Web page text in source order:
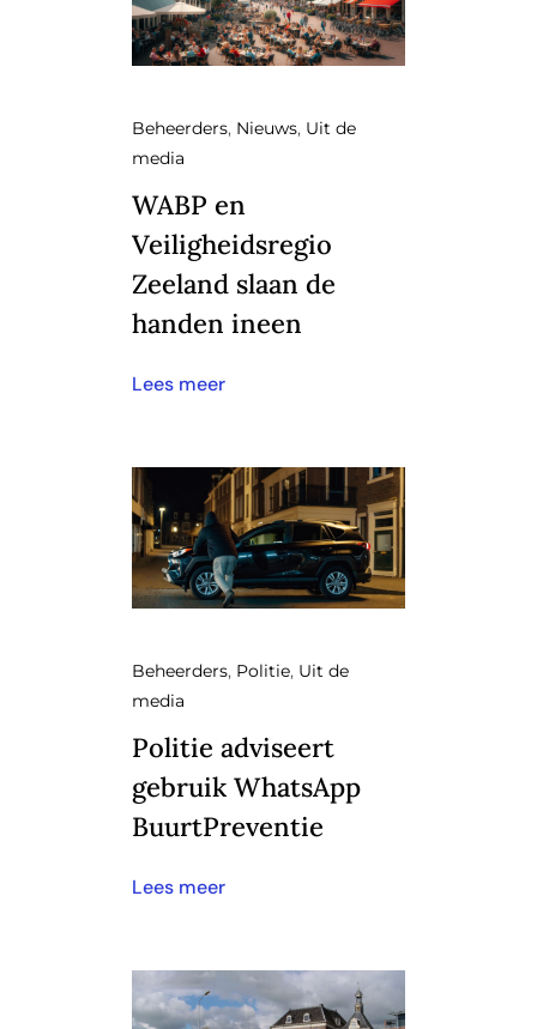
Beheerders, Nieuws, Uit de
media
WABP en
Veiligheidsregio
Zeeland slaan de
handen ineen
Lees meer
Beheerders, Politie, Uit de
media
Politie adviseert
gebruik WhatsApp
BuurtPreventie
Lees meer